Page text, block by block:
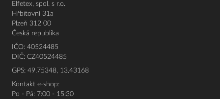
Elfetex, spol. s r.o.
Hřbitovní 31a
Plzeň 312 00
Česká republika
IČO: 40524485
DIČ: CZ40524485
GPS: 49.75348, 13.43168
Kontakt e-shop:
Po - Pá: 7:00 - 15:30